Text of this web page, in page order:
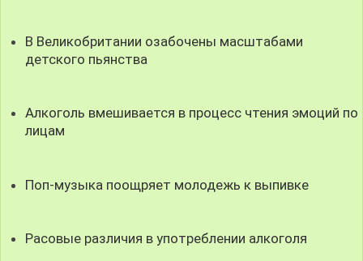
В Великобритании озабочены масштабами
детского пьянства
Алкоголь вмешивается в процесс чтения эмоций по
лицам
Поп-музыка поощряет молодежь к выпивке
Расовые различия в употреблении алкоголя